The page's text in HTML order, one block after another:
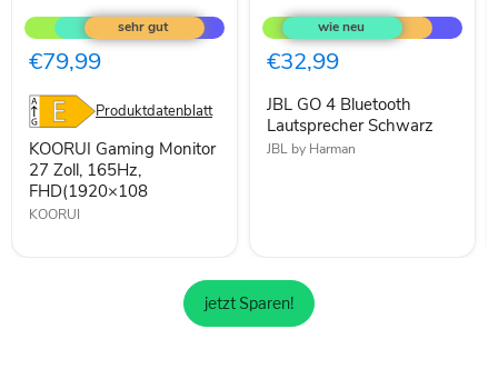
Gaming
Monitor
27
Zoll,
FHD(1920×108
€79,99
Produktdatenblatt
KOORUI Gaming Monitor
27 Zoll, 165Hz,
FHD(1920×108
KOORUI
GO
4
Bluetooth
Lautsprecher
€32,99
JBL GO 4 Bluetooth
Lautsprecher Schwarz
JBL by Harman
jetzt Sparen!